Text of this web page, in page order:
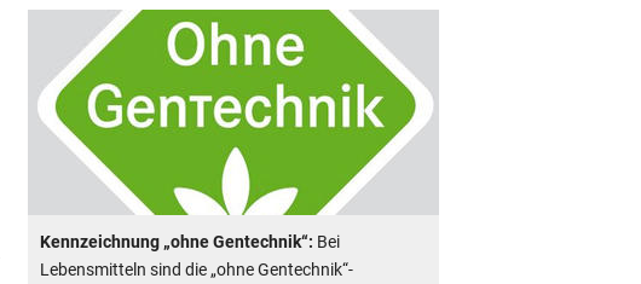
Kennzeichnung „ohne Gentechnik“: Bei
Lebensmitteln sind die „ohne Gentechnik“-